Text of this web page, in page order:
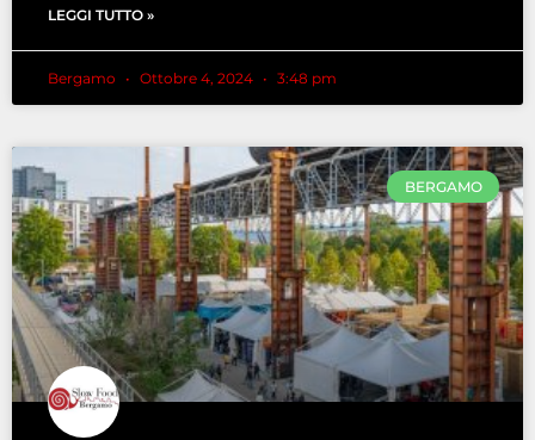
LEGGI TUTTO »
Bergamo Ottobre 4, 2024 3:48 pm
BERGAMO